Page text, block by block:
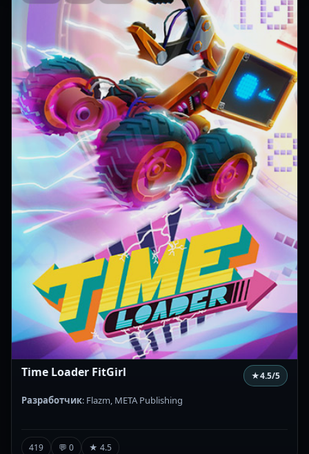
Time Loader FitGirl ★4.5/5
Разработчик: Flazm, META Publishing
419 💬 0 ★ 4.5